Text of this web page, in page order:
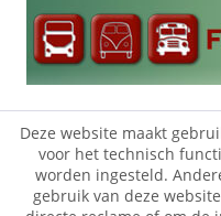
Deze website maakt
voor het technisch
worden ingesteld.
gebruik van deze